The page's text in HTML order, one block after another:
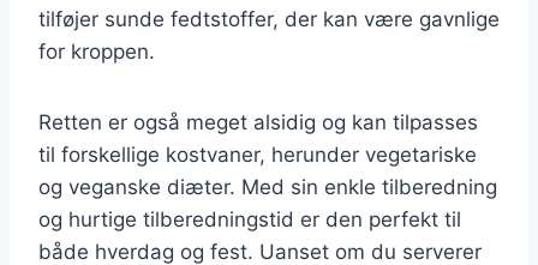
tilføjer sunde fedtstoffer, der kan være gavnlige
for kroppen.
Retten er også meget alsidig og kan tilpasses
til forskellige kostvaner, herunder vegetariske
og veganske diæter. Med sin enkle tilberedning
og hurtige tilberedningstid er den perfekt til
både hverdag og fest. Uanset om du serverer